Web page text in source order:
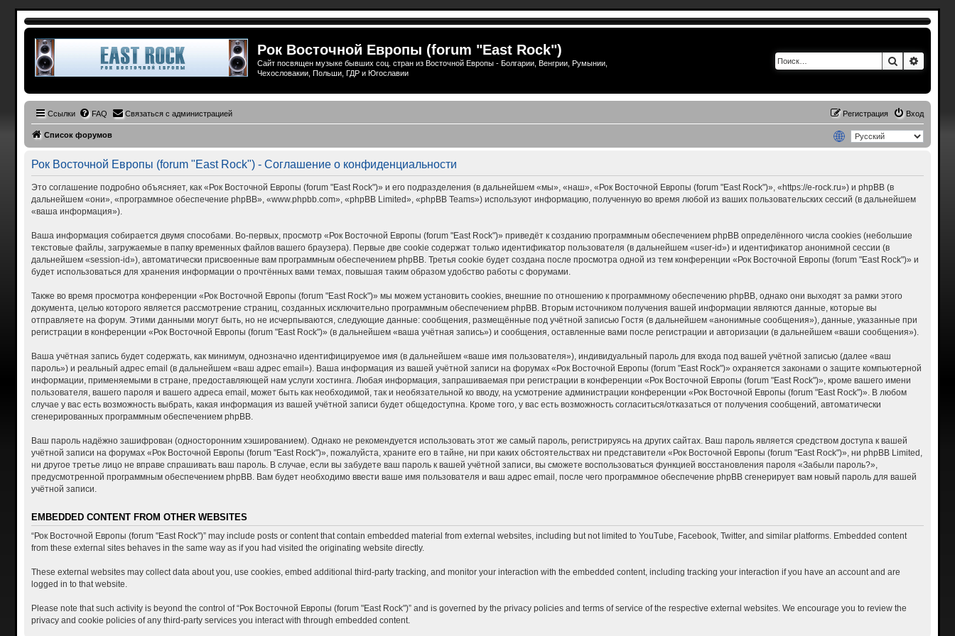
Рок Восточной Европы (forum "East Rock")
Сайт посвящен музыке бывших соц. стран из Восточной Европы - Болгарии, Венгрии, Румынии,
Чехословакии, Польши, ГДР и Югославии
Поиск
Ссылки FAQ Связаться с администрацией Вход
Регистрация
Список форумов
Рок Восточной Европы (forum "East Rock") - Соглашение о конфиденциальности
Это соглашение подробно объясняет, как «Рок Восточной Европы (forum "East Rock")» и его подразделения (в дальнейшем «мы», «наш», «Рок Восточной Европы (forum "East Rock")», «https://e-rock.ru») и phpBB (в
дальнейшем «они», «программное обеспечение phpBB», «www.phpbb.com», «phpBB Limited», «phpBB Teams») используют информацию, полученную во время любой из ваших пользовательских сессий (в дальнейшем
«ваша информация»).
Ваша информация собирается двумя способами. Во-первых, просмотр «Рок Восточной Европы (forum "East Rock")» приведёт к созданию программным обеспечением phpBB определённого числа cookies (небольшие
текстовые файлы, загружаемые в папку временных файлов вашего браузера). Первые две cookie содержат только идентификатор пользователя (в дальнейшем «user-id») и идентификатор анонимной сессии (в
дальнейшем «session-id»), автоматически присвоенные вам программным обеспечением phpBB. Третья cookie будет создана после просмотра одной из тем конференции «Рок Восточной Европы (forum "East Rock")» и
будет использоваться для хранения информации о прочтённых вами темах, повышая таким образом удобство работы с форумами.
Также во время просмотра конференции «Рок Восточной Европы (forum "East Rock")» мы можем установить cookies, внешние по отношению к программному обеспечению phpBB, однако они выходят за рамки этого
документа, целью которого является рассмотрение страниц, созданных исключительно программным обеспечением phpBB. Вторым источником получения вашей информации являются данные, которые вы
отправляете на форум. Этими данными могут быть, но не исчерпываются, следующие данные: сообщения, размещённые под учётной записью Гостя (в дальнейшем «анонимные сообщения»), данные, указанные при
регистрации в конференции «Рок Восточной Европы (forum "East Rock")» (в дальнейшем «ваша учётная запись») и сообщения, оставленные вами после регистрации и авторизации (в дальнейшем «ваши сообщения»).
Ваша учётная запись будет содержать, как минимум, однозначно идентифицируемое имя (в дальнейшем «ваше имя пользователя»), индивидуальный пароль для входа под вашей учётной записью (далее «ваш
пароль») и реальный адрес email (в дальнейшем «ваш адрес email»). Ваша информация из вашей учётной записи на форумах «Рок Восточной Европы (forum "East Rock")» охраняется законами о защите компьютерной
информации, применяемыми в стране, предоставляющей нам услуги хостинга. Любая информация, запрашиваемая при регистрации в конференции «Рок Восточной Европы (forum "East Rock")», кроме вашего имени
пользователя, вашего пароля и вашего адреса email, может быть как необходимой, так и необязательной ко вводу, на усмотрение администрации конференции «Рок Восточной Европы (forum "East Rock")». В любом
случае у вас есть возможность выбрать, какая информация из вашей учётной записи будет общедоступна. Кроме того, у вас есть возможность согласиться/отказаться от получения сообщений, автоматически
сгенерированных программным обеспечением phpBB.
Ваш пароль надёжно зашифрован (односторонним хэшированием). Однако не рекомендуется использовать этот же самый пароль, регистрируясь на других сайтах. Ваш пароль является средством доступа к вашей
учётной записи на форумах «Рок Восточной Европы (forum "East Rock")», пожалуйста, храните его в тайне, ни при каких обстоятельствах ни представители «Рок Восточной Европы (forum "East Rock")», ни phpBB Limited,
ни другое третье лицо не вправе спрашивать ваш пароль. В случае, если вы забудете ваш пароль к вашей учётной записи, вы сможете воспользоваться функцией восстановления пароля «Забыли пароль?»,
предусмотренной программным обеспечением phpBB. Вам будет необходимо ввести ваше имя пользователя и ваш адрес email, после чего программное обеспечение phpBB сгенерирует вам новый пароль для вашей
учётной записи.
EMBEDDED CONTENT FROM OTHER WEBSITES
“Рок Восточной Европы (forum "East Rock")” may include posts or content that contain embedded material from external websites, including but not limited to YouTube, Facebook, Twitter, and similar platforms. Embedded content
from these external sites behaves in the same way as if you had visited the originating website directly.
These external websites may collect data about you, use cookies, embed additional third-party tracking, and monitor your interaction with the embedded content, including tracking your interaction if you have an account and are
logged in to that website.
Please note that such activity is beyond the control of “Рок Восточной Европы (forum "East Rock")” and is governed by the privacy policies and terms of service of the respective external websites. We encourage you to review the
privacy and cookie policies of any third-party services you interact with through embedded content.